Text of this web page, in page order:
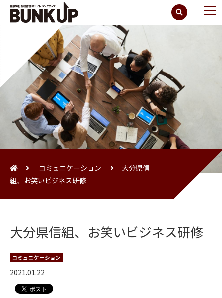
コミュニケーション
大分県信
組、お笑いビジネス研修
大分県信組、お笑いビジネス研修
コミュニケーション
2021.01.22